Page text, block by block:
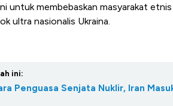
untuk membebaskan masyarakat
ultra nasionalis Ukraina.
ini:
Penguasa Senjata Nuklir, Iran